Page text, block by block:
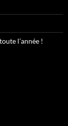
l’année !